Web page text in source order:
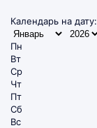
Календарь на дату:
Пн
Вт
Ср
Чт
Пт
Сб
Вс